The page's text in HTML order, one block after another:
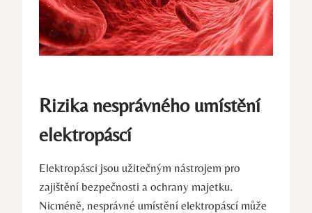
Rizika nesprávného umístění
elektropáscí
Elektropásci jsou užitečným nástrojem pro
zajištění bezpečnosti a ochrany majetku.
Nicméně, nesprávné umístění elektropáscí může